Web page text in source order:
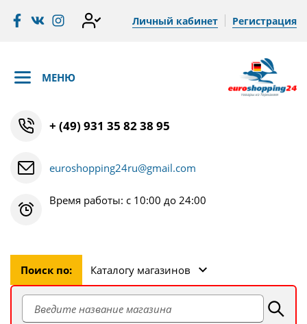
Личный кабинет Регистрация
МЕНЮ
+ (49) 931 35 82 38 95
euroshopping24ru@gmail.com
Время работы: с 10:00 до 24:00
Поиск по: Каталогу магазинов